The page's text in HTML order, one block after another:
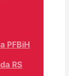
PFBiH
RS